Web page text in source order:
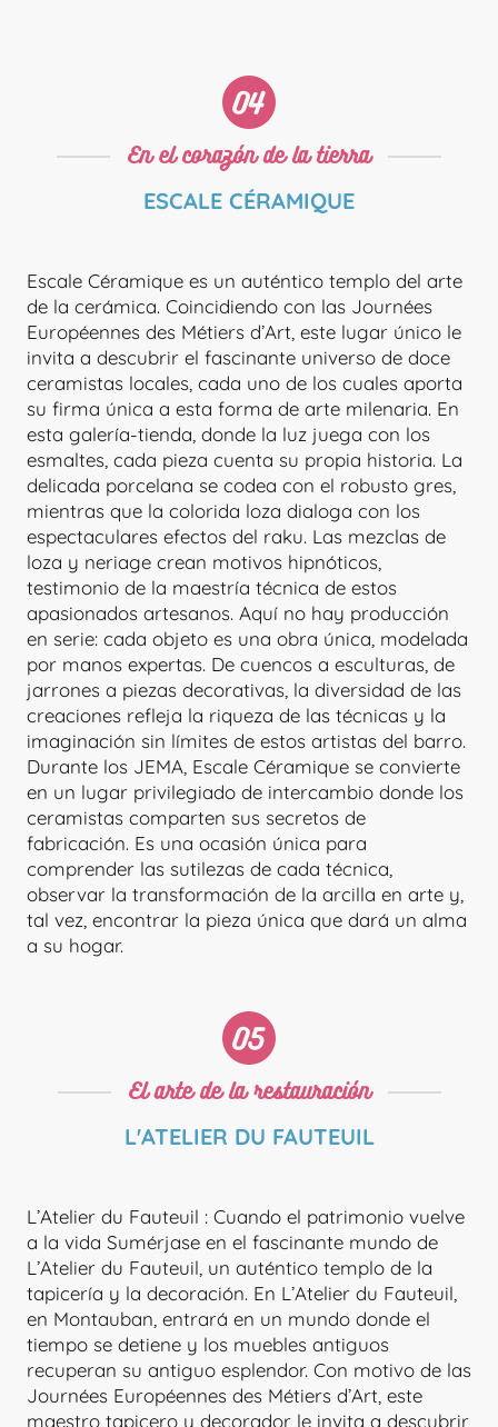
En el corazón de la tierra
ESCALE CÉRAMIQUE
Escale Céramique es un auténtico templo del arte
de la cerámica. Coincidiendo con las Journées
Européennes des Métiers d’Art, este lugar único le
invita a descubrir el fascinante universo de doce
ceramistas locales, cada uno de los cuales aporta
su firma única a esta forma de arte milenaria. En
esta galería-tienda, donde la luz juega con los
esmaltes, cada pieza cuenta su propia historia. La
delicada porcelana se codea con el robusto gres,
mientras que la colorida loza dialoga con los
espectaculares efectos del raku. Las mezclas de
loza y neriage crean motivos hipnóticos,
testimonio de la maestría técnica de estos
apasionados artesanos. Aquí no hay producción
en serie: cada objeto es una obra única, modelada
por manos expertas. De cuencos a esculturas, de
jarrones a piezas decorativas, la diversidad de las
creaciones refleja la riqueza de las técnicas y la
imaginación sin límites de estos artistas del barro.
Durante los JEMA, Escale Céramique se convierte
en un lugar privilegiado de intercambio donde los
ceramistas comparten sus secretos de
fabricación. Es una ocasión única para
comprender las sutilezas de cada técnica,
observar la transformación de la arcilla en arte y,
tal vez, encontrar la pieza única que dará un alma
a su hogar.
El arte de la restauración
L'ATELIER DU FAUTEUIL
L’Atelier du Fauteuil : Cuando el patrimonio vuelve
a la vida Sumérjase en el fascinante mundo de
L’Atelier du Fauteuil, un auténtico templo de la
tapicería y la decoración. En L’Atelier du Fauteuil,
en Montauban, entrará en un mundo donde el
tiempo se detiene y los muebles antiguos
recuperan su antiguo esplendor. Con motivo de las
Journées Européennes des Métiers d’Art, este
maestro tapicero y decorador le invita a descubrir